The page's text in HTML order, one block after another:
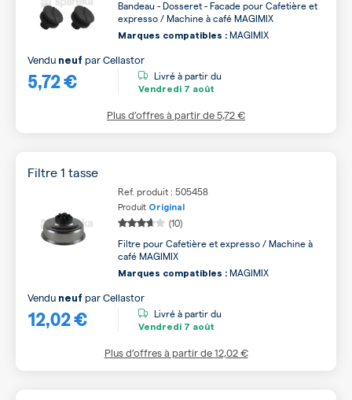
Bandeau - Dosseret - Facade pour Cafetière et
expresso / Machine à café MAGIMIX
Marques compatibles : MAGIMIX
5,72 €
Vendu neuf parCellastor
Livré à partir du
Vendredi 7 août
Plus d’offres à partir de5,72 €
Filtre 1 tasse
Ref. produit : 505458
Produit Original
(10)
Filtre pour Cafetière et expresso / Machine à
café MAGIMIX
Marques compatibles : MAGIMIX
12,02 €
Vendu neuf parCellastor
Livré à partir du
Vendredi 7 août
Plus d’offres à partir de12,02 €